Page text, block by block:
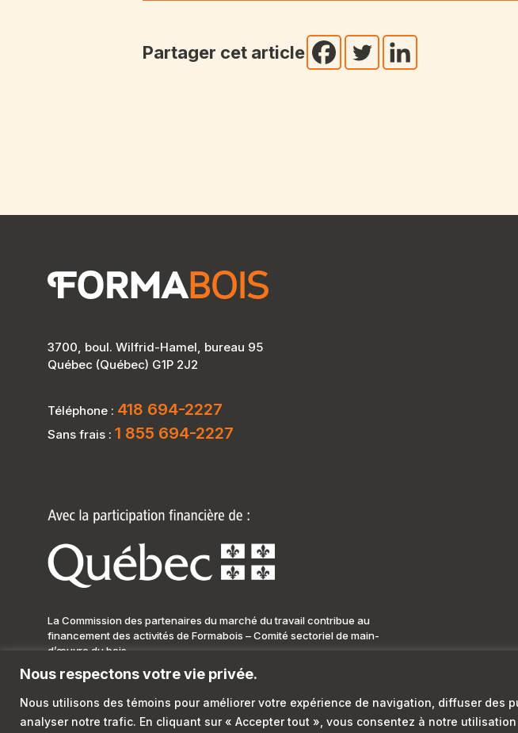
Nous respectons votre vie privée.
Nous utilisons des témoins pour améliorer votre expérience de navigation, diffuser des
analyser notre trafic. En cliquant sur « Accepter tout », vous consentez à notre
Partager cet article
3700, boul. Wilfrid-Hamel, bureau 95
Québec (Québec) G1P 2J2
Téléphone : 418 694-2227
Sans frais : 1 855 694-2227
La Commission des partenaires du marché du travail contribue au
financement des activités de Formabois – Comité sectoriel de main-
d’œuvre du bois.
© Formabois, 2026. Tous droits réservés.Réalisation :Absolu